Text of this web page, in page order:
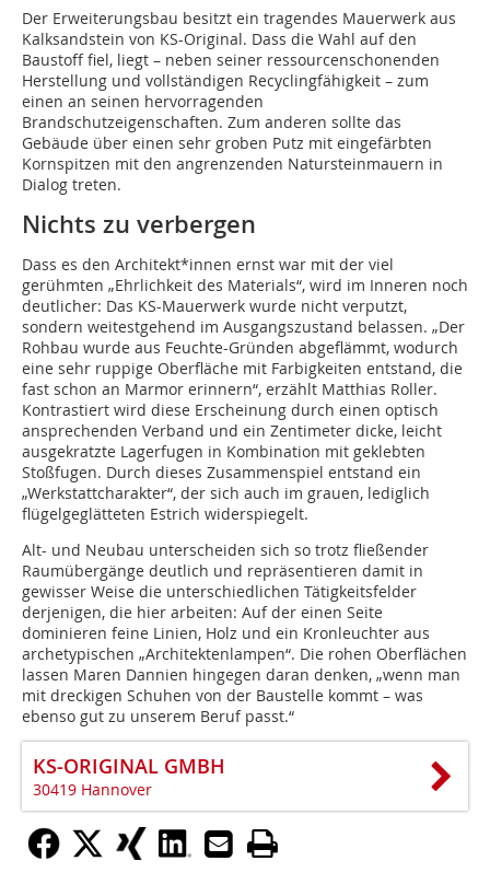
Der Erweiterungsbau besitzt ein tragendes Mauerwerk aus
Kalksandstein von KS-Original. Dass die Wahl auf den
Baustoff fiel, liegt – neben seiner ressourcenschonenden
Herstellung und vollständigen Recyclingfähigkeit – zum
einen an seinen hervorragenden
Brandschutzeigenschaften. Zum anderen sollte das
Gebäude über einen sehr groben Putz mit eingefärbten
Kornspitzen mit den angrenzenden Natursteinmauern in
Dialog treten.
Nichts zu verbergen
Dass es den Architekt*innen ernst war mit der viel
gerühmten „Ehrlichkeit des Materials“, wird im Inneren noch
deutlicher: Das KS-Mauerwerk wurde nicht verputzt,
sondern weitestgehend im Ausgangszustand belassen. „Der
Rohbau wurde aus Feuchte-Gründen abgeflämmt, wodurch
eine sehr ruppige Oberfläche mit Farbigkeiten entstand, die
fast schon an Marmor erinnern“, erzählt Matthias Roller.
Kontrastiert wird diese Erscheinung durch einen optisch
ansprechenden Verband und ein Zentimeter dicke, leicht
ausgekratzte Lagerfugen in Kombination mit geklebten
Stoßfugen. Durch dieses Zusammenspiel entstand ein
„Werkstattcharakter“, der sich auch im grauen, lediglich
flügelgeglätteten Estrich widerspiegelt.
Alt- und Neubau unterscheiden sich so trotz fließender
Raumübergänge deutlich und repräsentieren damit in
gewisser Weise die unterschiedlichen Tätigkeitsfelder
derjenigen, die hier arbeiten: Auf der einen Seite
dominieren feine Linien, Holz und ein Kronleuchter aus
archetypischen „Architektenlampen“. Die rohen Oberflächen
lassen Maren Dannien hingegen daran denken, „wenn man
mit dreckigen Schuhen von der Baustelle kommt – was
ebenso gut zu unserem Beruf passt.“
KS-ORIGINAL GMBH
30419 Hannover